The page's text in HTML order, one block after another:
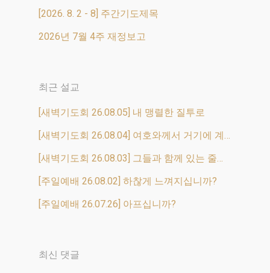
[2026. 8. 2 - 8] 주간기도제목
2026년 7월 4주 재정보고
최근 설교
[새벽기도회 26.08.05] 내 맹렬한 질투로
[주일예배 26.08.02] 하찮게 느껴지십니까?
[주일예배 26.07.26] 아프십니까?
최신 댓글